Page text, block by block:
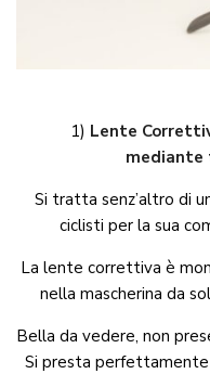
1) Lente
mediante
Si tratta senz’altro di
ciclisti per la sua
La lente correttiva è
nella mascherina da
Bella da vedere, non
Si presta